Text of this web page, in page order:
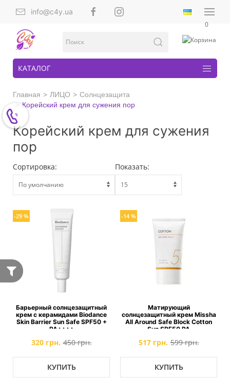
info@c4y.ua
0
КАТАЛОГ
Главная ЛИЦО
Солнцезащита
Корейский крем для сужения пор
Корейский крем для сужения
пор
Сортировка: Показать:
-29 %
Барьерный солнцезащитный
крем с керамидами Biodance
Skin Barrier Sun Safe SPF50 +
PA++++
320 грн. 450 грн.
КУПИТЬ
-14 %
Матирующий
солнцезащитный крем Missha
All Around Safe Block Cotton
Sun SPF50 PA
517 грн. 599 грн.
КУПИТЬ